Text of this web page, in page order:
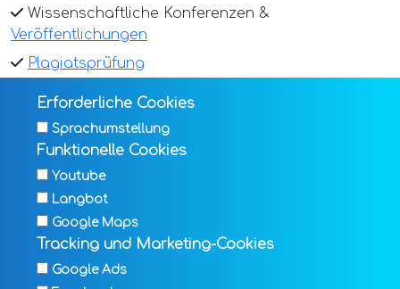
Wissenschaftliche Konferenzen &
Veröffentlichungen
Plagiatsprüfung
und vieles mehr.
Erforderliche Cookies
Sprachumstellung
Funktionelle Cookies
Youtube
Langbot
Google Maps
Tracking und Marketing-Cookies
Google Ads
ghostwriting.com - Texte, die Wort halten